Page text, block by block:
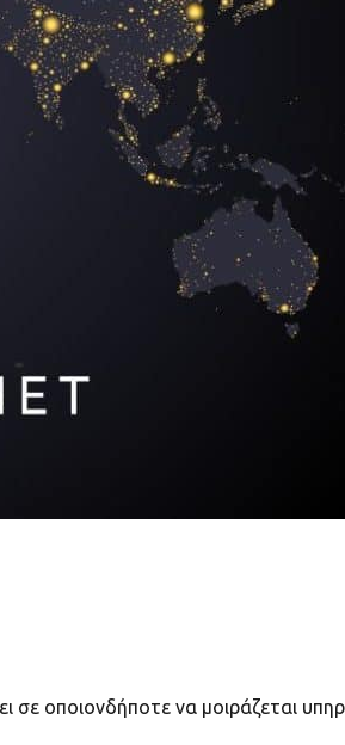
σε οποιονδήποτε να μοιράζεται